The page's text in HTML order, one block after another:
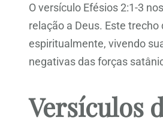
O versículo Efésios 2:1-3
relação a Deus. Este
espiritualmente, vivendo
negativas das forças
Versículos